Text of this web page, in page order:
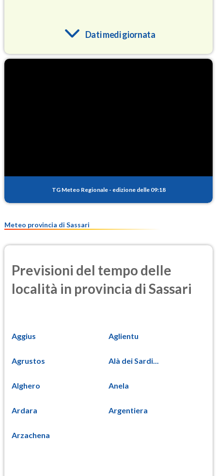
Dati medi giornata
PM25
TG Meteo Regionale - edizione delle 09:18
Meteo provincia di Sassari
Previsioni del tempo delle
località in provincia di Sassari
Aggius Aglientu
Agrustos Alà dei Sardi...
Alghero Anela
Ardara Argentiera
Arzachena